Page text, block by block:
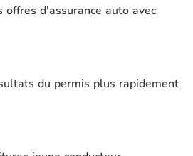
offres d'assurance auto avec
du permis plus rapidement